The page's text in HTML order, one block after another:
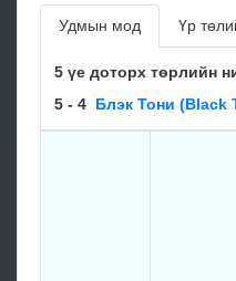
Удмын мод Үр
5 үе доторх төрлийн
5 - 4 Блэк Тони (Black